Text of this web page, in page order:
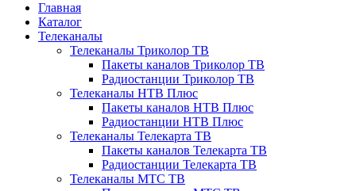
Главная
Каталог
Телеканалы
Телеканалы Триколор ТВ
Пакеты каналов Триколор ТВ
Радиостанции Триколор ТВ
Телеканалы НТВ Плюс
Пакеты каналов НТВ Плюс
Радиостанции НТВ Плюс
Телеканалы Телекарта ТВ
Пакеты каналов Телекарта ТВ
Радиостанции Телекарта ТВ
Телеканалы МТС ТВ